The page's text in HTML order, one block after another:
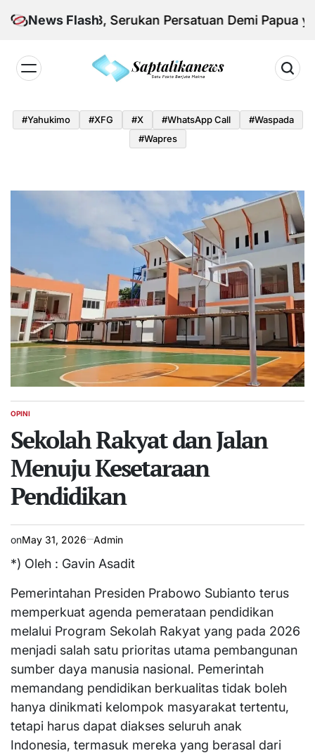
News Flash
KNPB, Serukan Persatuan Demi Papua yang
#yahukimo #XFG #x #WhatsApp Call
#waspada
#Wapres
POSTED
OPINI
Sekolah Rakyat dan Jalan
Menuju Kesetaraan
Pendidikan
onMay 31, 2026 Admin
*) Oleh : Gavin Asadit
Pemerintahan Presiden Prabowo Subianto terus
memperkuat agenda pemerataan pendidikan
melalui Program Sekolah Rakyat yang pada 2026
menjadi salah satu prioritas utama pembangunan
sumber daya manusia nasional. Pemerintah
memandang pendidikan berkualitas tidak boleh
hanya dinikmati kelompok masyarakat tertentu,
tetapi harus dapat diakses seluruh anak
Indonesia, termasuk mereka yang berasal dari